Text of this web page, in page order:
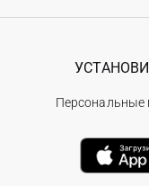
Персональные